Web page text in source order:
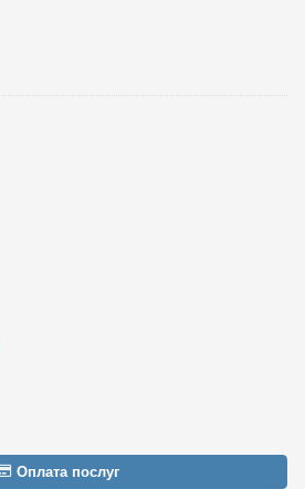
Оплата послуг